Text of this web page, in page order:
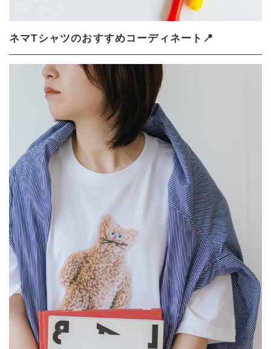
ネマTシャツのおすすめコーディネート📍